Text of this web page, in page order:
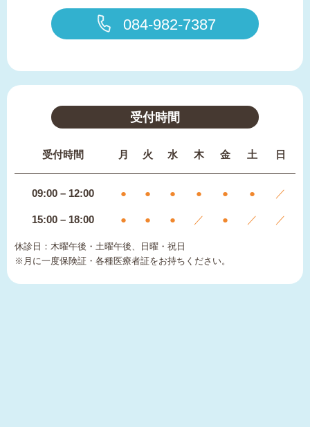
084-982-7387
受付時間
受付時間 月 火 水 木 金 土 日
09:00 – 12:00 ● ● ● ● ● ● ／
15:00 – 18:00 ● ● ● ／ ● ／ ／
休診日：木曜午後・土曜午後、日曜・祝日
※月に一度保険証・各種医療者証をお持ちください。